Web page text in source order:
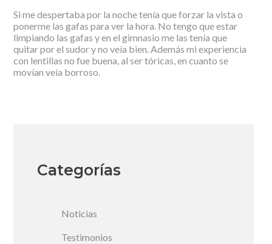
Si me despertaba por la noche tenía que forzar la vista o
ponerme las gafas para ver la hora. No tengo que estar
limpiando las gafas y en el gimnasio me las tenía que
quitar por el sudor y no veía bien. Además mi experiencia
con lentillas no fue buena, al ser tóricas, en cuanto se
movían veía borroso.
Categorías
Noticias
Testimonios